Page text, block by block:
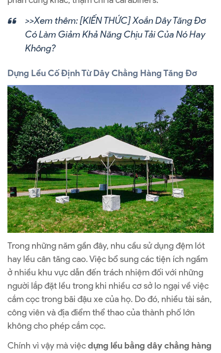
>>Xem thêm:[KIẾN THỨC] Xoắn Dây Tăng Đơ
Có Làm Giảm Khả Năng Chịu Tải Của Nó Hay
Không?
Dựng Lều Cố Định Từ Dây Chằng Hàng Tăng Đơ
Trong những năm gần đây, nhu cầu sử dụng đệm lót
hay lều cân tăng cao. Việc bổ sung các tiện ích ngầm
ở nhiều khu vực dẫn đến trách nhiệm đối với những
người lắp đặt lều trong khi nhiều cơ sở lo ngại về việc
cắm cọc trong bãi đậu xe của họ. Do đó, nhiều tài sản,
công viên và địa điểm thể thao của thành phố lớn
không cho phép cắm cọc.
Chính vì vậy mà việcdựng lều bằng dây chằng hàng